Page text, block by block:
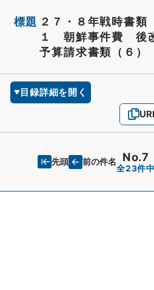
標題 ２７・８年戦時書類
１ 朝鮮事件費 後
予算請求書類（６）
目録詳細を開く
先頭 前の件名 No.7
全23件